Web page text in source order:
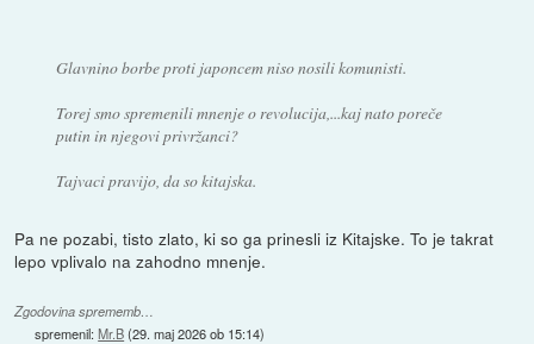
Glavnino borbe proti japoncem niso nosili komunisti.
Torej smo spremenili mnenje o revolucija,...kaj nato poreče
putin in njegovi privržanci?
Tajvaci pravijo, da so kitajska.
Pa ne pozabi, tisto zlato, ki so ga prinesli iz Kitajske. To je takrat
lepo vplivalo na zahodno mnenje.
Zgodovina sprememb…
spremenil:Mr.B(29. maj 2026 ob 15:14)